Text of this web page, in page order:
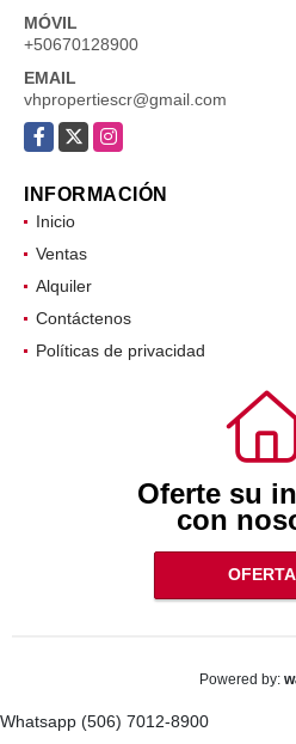
MÓVIL
+50670128900
EMAIL
vhpropertiescr@gmail.com
Facebook
X Instagram
INFORMACIÓN
Inicio
Ventas
Alquiler
Contáctenos
Políticas de privacidad
Oferte su
con
Powered by:
Whatsapp (506) 7012-8900